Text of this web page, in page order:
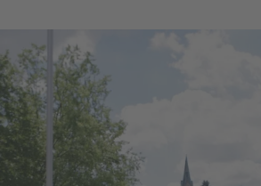
stadtauswärts. Ein asphaltierter
Grötschenreuth entlang der
Fichtelnaab. Am Ortsrand von
befindet sich das
Föhrenbühl, das du auf
Markierung (roter Punkt auf
Hintergrund) in südwestlicher
Schadenreuth, in den
entlang des Galgenbachs führt.